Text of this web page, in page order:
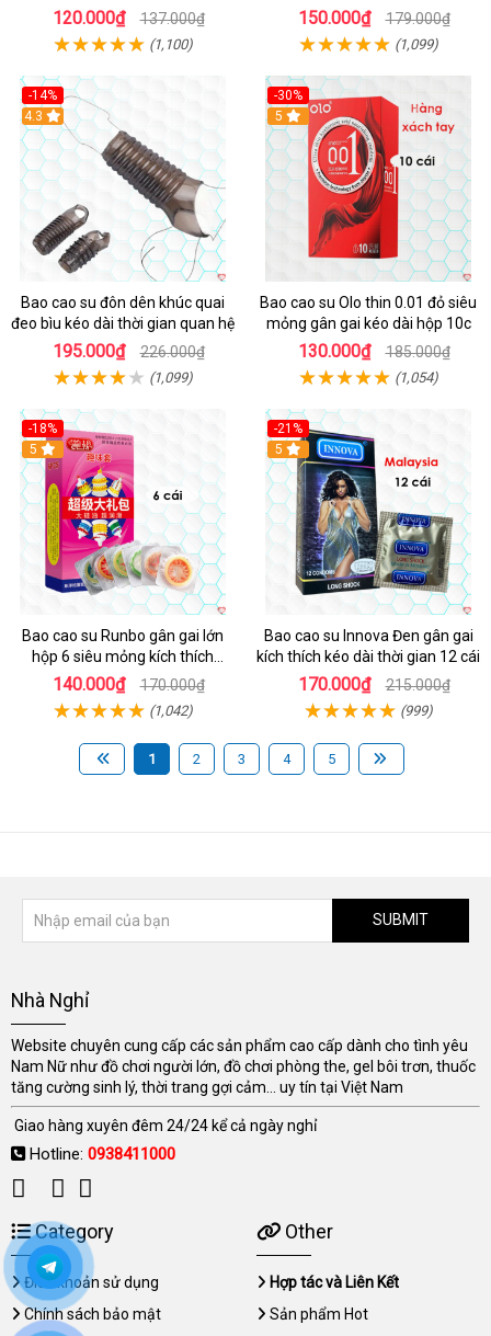
thăng hoa
120.000₫ 137.000₫
(1,100)
gian
150.000₫ 179.000₫
(1,099)
-14%
4.3
Bao cao su đôn dên khúc quai
đeo bìu kéo dài thời gian quan hệ
195.000₫ 226.000₫
(1,099)
-30%
5
Bao cao su Olo thin 0.01 đỏ siêu
mỏng gân gai kéo dài hộp 10c
130.000₫ 185.000₫
(1,054)
-18%
Hot
5
Bao cao su Runbo gân gai lớn
hộp 6 siêu mỏng kích thích
mạnh
140.000₫ 170.000₫
(1,042)
-21%
Hot
5
Bao cao su Innova Đen gân gai
kích thích kéo dài thời gian 12 cái
170.000₫ 215.000₫
(999)
1 2 3 4 5
SUBMIT
Nhà Nghỉ
Website chuyên cung cấp các sản phẩm cao cấp dành cho tình yêu
Nam Nữ như đồ chơi người lớn, đồ chơi phòng the, gel bôi trơn, thuốc
tăng cường sinh lý, thời trang gợi cảm... uy tín tại Việt Nam
Giao hàng xuyên đêm 24/24 kể cả ngày nghỉ
Hotline: 0938411000
Category
Điều khoản sử dụng
Chính sách bảo mật
Other
Hợp tác và Liên Kết
Sản phẩm Hot